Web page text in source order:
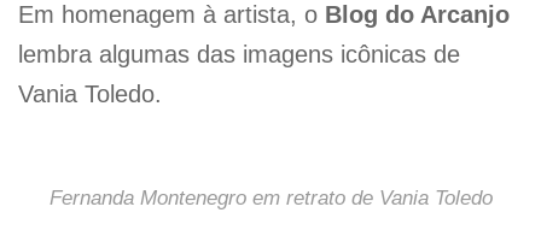
Em homenagem à artista, o Blog do Arcanjo
lembra algumas das imagens icônicas de
Vania Toledo.
Fernanda Montenegro em retrato de Vania Toledo